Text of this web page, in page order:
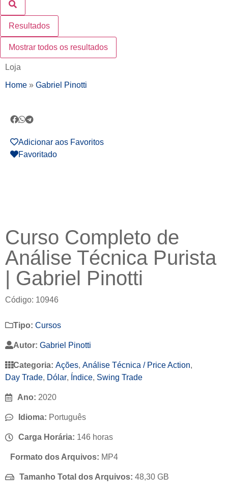
Resultados
Mostrar todos os resultados
Loja
Home » Gabriel Pinotti
Adicionar aos Favoritos
Favoritado
Curso Completo de
Análise Técnica Purista
| Gabriel Pinotti
Código: 10946
Tipo: Cursos
Autor: Gabriel Pinotti
Categoria: Ações, Análise Técnica / Price Action,
Day Trade, Dólar, Índice, Swing Trade
Ano: 2020
Idioma: Português
Carga Horária: 146 horas
Formato dos Arquivos: MP4
Tamanho Total dos Arquivos: 48,30 GB